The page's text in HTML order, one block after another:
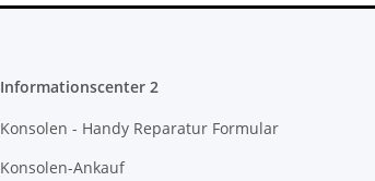
Informationscenter 2
Konsolen - Handy Reparatur Formular
Konsolen-Ankauf